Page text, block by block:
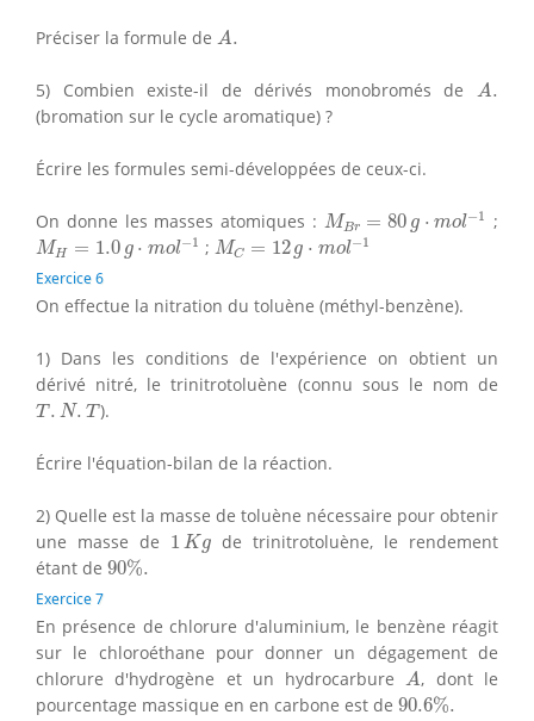
Préciser la formule de A.
A
5) Combien existe-il de dérivés monobromés de A.
A
(bromation sur le cycle aromatique) ?
Écrire les formules semi-développées de ceux-ci.
On donne les masses atomiques : MBr = 80 g ⋅ mol−1
MB 80g −1 ;
MH = 1.0 g ⋅ mol−1
MH =1.0g ⋅m ol−1 ; MC = 12 g ⋅ mol−1
MC=12g⋅m ol−1
Exercice 6
On effectue la nitration du toluène (méthyl-benzène).
1) Dans les conditions de l'expérience on obtient un
dérivé nitré, le trinitrotoluène (connu sous le nom de
T . N. T
T. N.T ).
Écrire l'équation-bilan de la réaction.
2) Quelle est la masse de toluène nécessaire pour obtenir
une masse de 1 Kg
1 Kg de trinitrotoluène, le rendement
étant de 90%.
90%
Exercice 7
En présence de chlorure d'aluminium, le benzène réagit
sur le chloroéthane pour donner un dégagement de
chlorure d'hydrogène et un hydrocarbureA
A, dont le
pourcentage massique en en carbone est de 90.6%.
90.6%